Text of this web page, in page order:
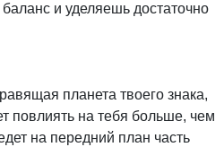
и уделяешь достаточно
планета твоего знака,
повлиять на тебя больше, чем
на передний план часть